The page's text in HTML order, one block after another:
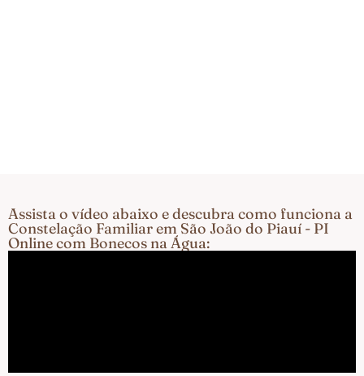
Assista o vídeo abaixo e descubra como funciona a
Constelação Familiar em São João do Piauí - PI
Online com Bonecos na Água: